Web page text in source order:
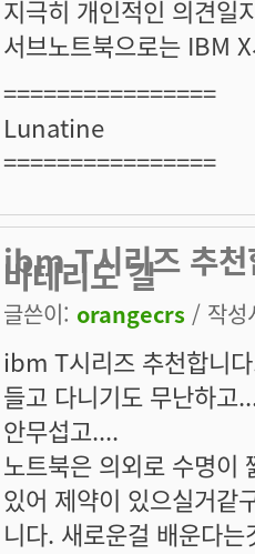
지극히 개인적인 의견일
서브노트북으로는 IBM
================
Lunatine
================
ibm T시리즈 추천
바테리도 길
글쓴이: orangecrs / 작
ibm T시리즈 추천합니
들고 다니기도 무난하고
안무섭고....
노트북은 의외로 수명이
있어 제약이 있으실거같
니다. 새로운걸 배운다